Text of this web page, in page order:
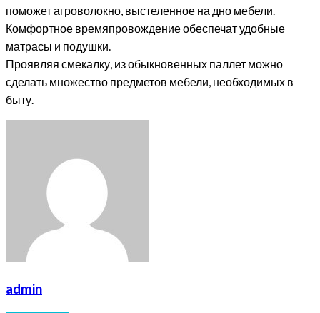
поможет агроволокно, выстеленное на дно мебели.
Комфортное времяпровождение обеспечат удобные
матрасы и подушки.
Проявляя смекалку, из обыкновенных паллет можно
сделать множество предметов мебели, необходимых в
быту.
admin